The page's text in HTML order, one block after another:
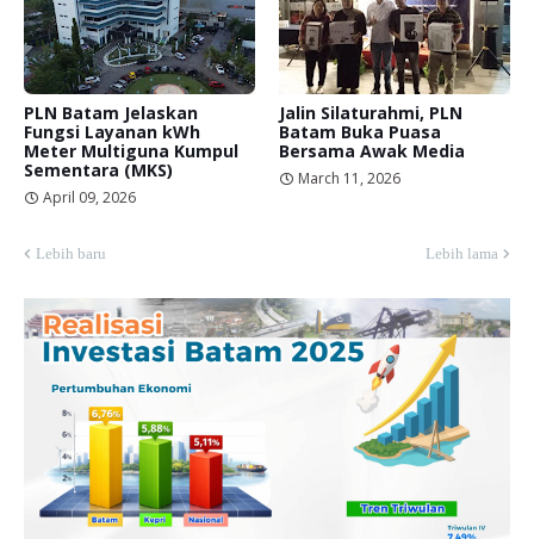
PLN Batam Jelaskan
Fungsi Layanan kWh
Meter Multiguna Kumpul
Sementara (MKS)
April 09, 2026
Jalin Silaturahmi, PLN
Batam Buka Puasa
Bersama Awak Media
March 11, 2026
Lebih baru Lebih lama